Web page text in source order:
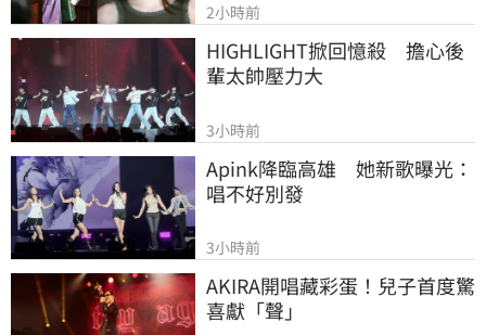
2小時前
HIGHLIGHT掀回憶殺　擔心後
輩太帥壓力大
3小時前
Apink降臨高雄　她新歌曝光：
唱不好別發
3小時前
AKIRA開唱藏彩蛋！兒子首度驚
喜獻「聲」